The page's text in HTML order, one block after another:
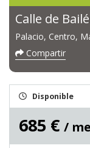
Calle de
Palacio, Centro,
Compartir
Disponible
685 € /